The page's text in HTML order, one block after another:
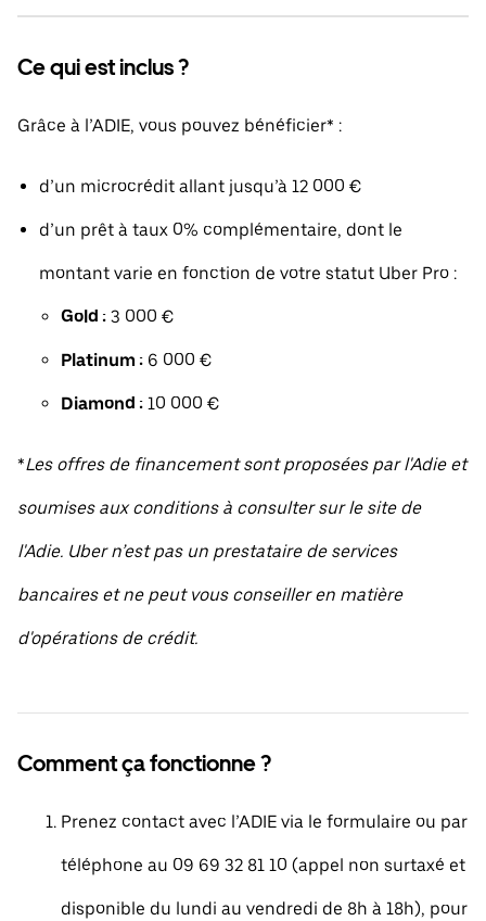
Ce qui est inclus ?
Grâce à l’ADIE, vous pouvez bénéficier* :
d’un microcrédit allant jusqu’à 12 000 €
d’un prêt à taux 0% complémentaire, dont le
montant varie en fonction de votre statut Uber Pro :
Gold : 3 000 €
Platinum : 6 000 €
Diamond : 10 000 €
*Les offres de financement sont proposées par l'Adie et
soumises aux conditions à consulter sur le site de
l'Adie. Uber n’est pas un prestataire de services
bancaires et ne peut vous conseiller en matière
d'opérations de crédit.
Comment ça fonctionne ?
Prenez contact avec l’ADIE via le formulaire ou par
téléphone au 09 69 32 81 10 (appel non surtaxé et
disponible du lundi au vendredi de 8h à 18h), pour